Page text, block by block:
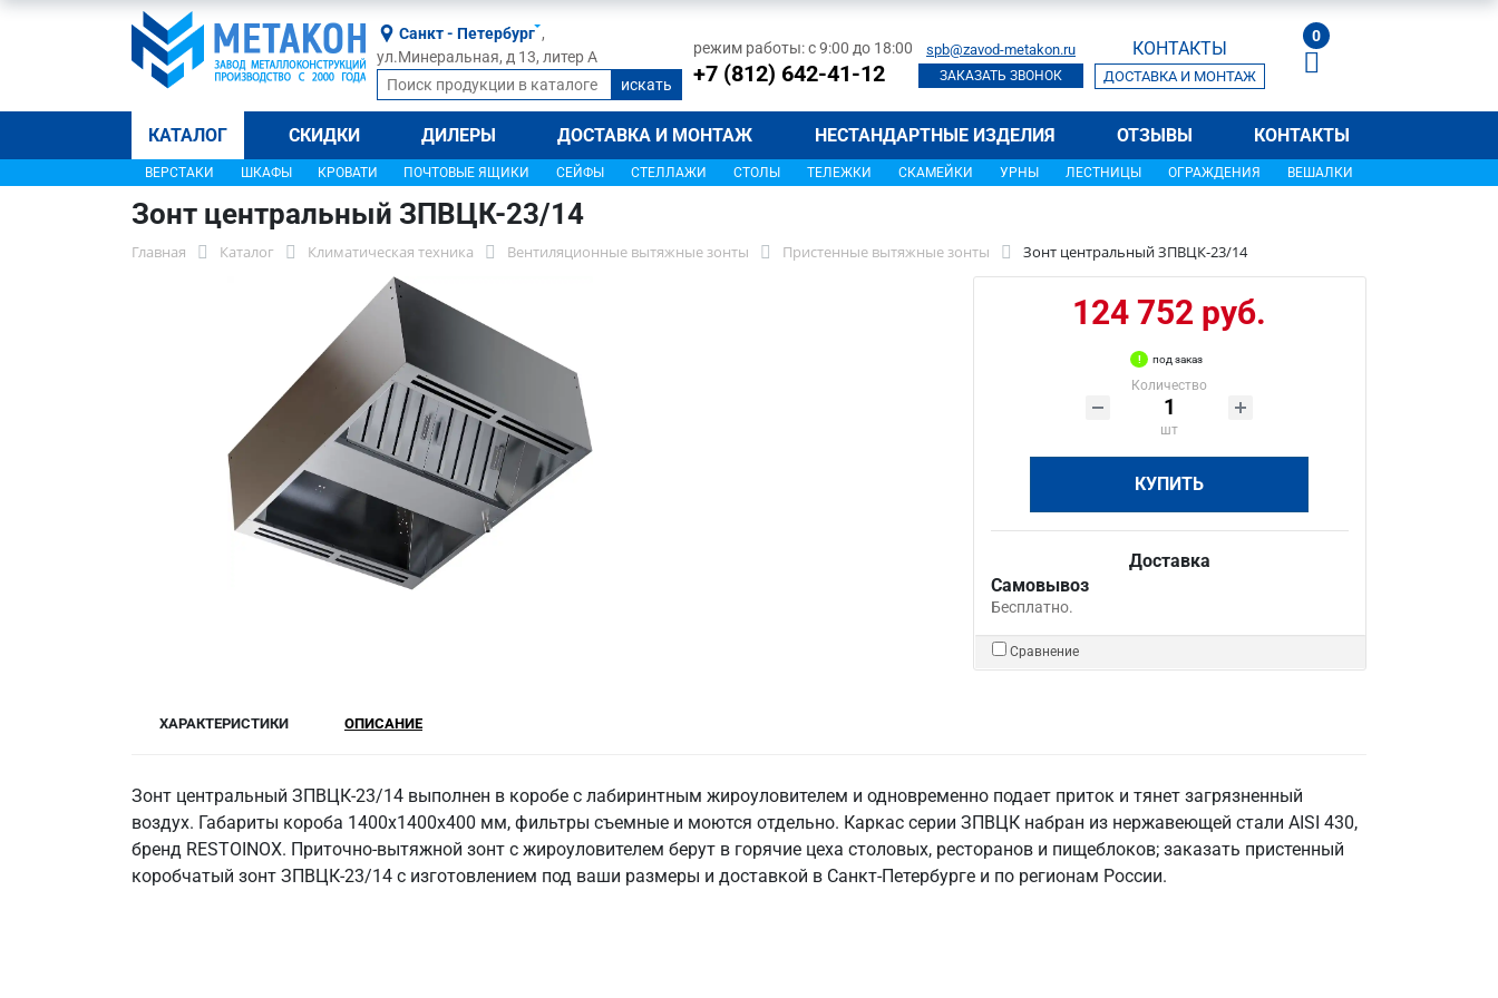
Санкт - Петербург ,
ул.Минеральная, д 13, литер А
режим работы: с 9:00 до 18:00
+7 (812) 642-41-12
spb@zavod-metakon.ru
ЗАКАЗАТЬ ЗВОНОК
КОНТАКТЫ
ДОСТАВКА И МОНТАЖ
0
КАТАЛОГ СКИДКИ ДИЛЕРЫ ДОСТАВКА И МОНТАЖ НЕСТАНДАРТНЫЕ ИЗДЕЛИЯ ОТЗЫВЫ КОНТАКТЫ
ВЕРСТАКИ ШКАФЫ КРОВАТИ ПОЧТОВЫЕ ЯЩИКИ СЕЙФЫ СТЕЛЛАЖИ СТОЛЫ ТЕЛЕЖКИ СКАМЕЙКИ УРНЫ ЛЕСТНИЦЫ ОГРАЖДЕНИЯ ВЕШАЛКИ
Зонт центральный ЗПВЦК-23/14
Главная Каталог Климатическая техника Вентиляционные вытяжные зонты Пристенные вытяжные зонты Зонт центральный ЗПВЦК-23/14
124 752 руб.
под заказ
Количество
шт
КУПИТЬ
Доставка
Самовывоз
Бесплатно.
Сравнение
ХАРАКТЕРИСТИКИ ОПИСАНИЕ
Зонт центральный ЗПВЦК-23/14 выполнен в коробе с лабиринтным жироуловителем и одновременно подает приток и тянет загрязненный
воздух. Габариты короба 1400х1400х400 мм, фильтры съемные и моются отдельно. Каркас серии ЗПВЦК набран из нержавеющей стали AISI 430,
бренд RESTOINOX. Приточно-вытяжной зонт с жироуловителем берут в горячие цеха столовых, ресторанов и пищеблоков; заказать пристенный
коробчатый зонт ЗПВЦК-23/14 с изготовлением под ваши размеры и доставкой в Санкт‑Петербурге и по регионам России.